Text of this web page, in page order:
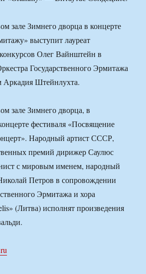
зале Зимнего дворца в концерте
выступит лауреат
Олег Вайнштейн в
Государственного Эрмитажа
Аркадия Штейнлухта.
зале Зимнего дворца, в
фестиваля «Посвящение
Народный артист СССР,
премий дирижер Саулюс
с мировым именем, народный
Петров в сопровождении
Эрмитажа и хора
(Литва) исполнят произведения